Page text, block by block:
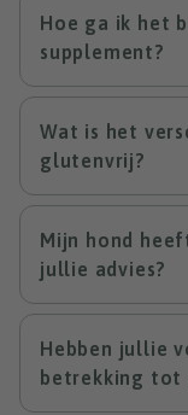
Hoe ga ik het
supplement?
Wat is het
glutenvrij?
Mijn hond
jullie advies?
Hebben jullie
betrekking tot